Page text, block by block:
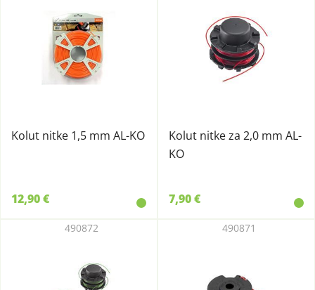
Kolut nitke 1,5 mm AL-KO
12,90 €
Kolut nitke za 2,0 mm AL-
KO
7,90 €
490872 490871